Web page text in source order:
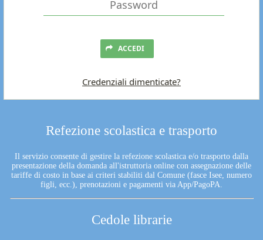
Refezione scolastica e trasporto
Il servizio consente di gestire la refezione scolastica e/o trasporto dalla
presentazione della domanda all'istruttoria online con assegnazione delle
tariffe di costo in base ai criteri stabiliti dal Comune (fasce Isee, numero
figli, ecc.), prenotazioni e pagamenti via App/PagoPA.
Cedole librarie
ACCEDI
Credenziali dimenticate?